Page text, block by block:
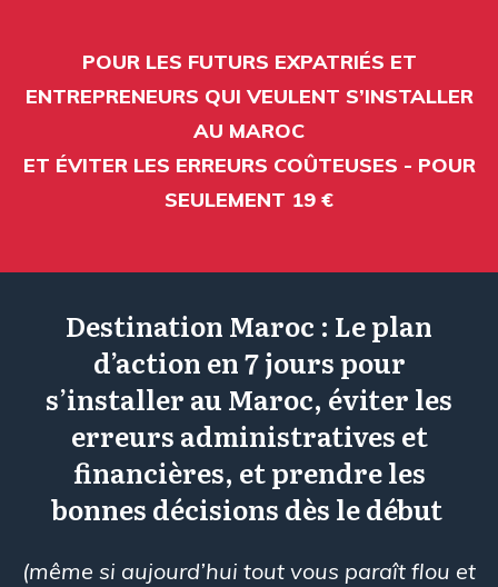
POUR LES FUTURS EXPATRIÉS ET
ENTREPRENEURS QUI VEULENT S’INSTALLER
AU MAROC
ET ÉVITER LES ERREURS COÛTEUSES - POUR
SEULEMENT 19 €
Destination Maroc : Le plan
d’action en 7 jours pour
s’installer au Maroc, éviter les
erreurs administratives et
financières, et prendre les
bonnes décisions dès le début
(même si aujourd’hui tout vous paraît flou et